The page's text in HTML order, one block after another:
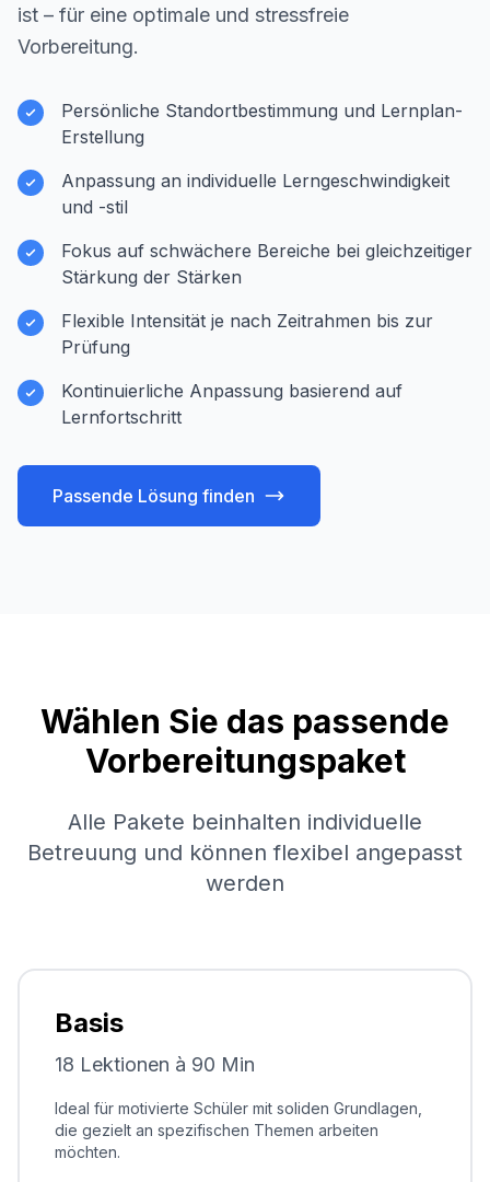
ist – für eine optimale und stressfreie
Vorbereitung.
Persönliche Standortbestimmung und Lernplan-
Erstellung
Anpassung an individuelle Lerngeschwindigkeit
und -stil
Fokus auf schwächere Bereiche bei gleichzeitiger
Stärkung der Stärken
Flexible Intensität je nach Zeitrahmen bis zur
Prüfung
Kontinuierliche Anpassung basierend auf
Lernfortschritt
Passende Lösung finden
Wählen Sie das passende
Vorbereitungspaket
Alle Pakete beinhalten individuelle
Betreuung und können flexibel angepasst
werden
Basis
18 Lektionen à 90 Min
Ideal für motivierte Schüler mit soliden Grundlagen,
die gezielt an spezifischen Themen arbeiten
möchten.